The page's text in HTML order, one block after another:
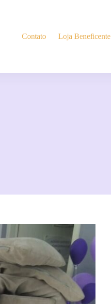
Contato Loja Beneficente